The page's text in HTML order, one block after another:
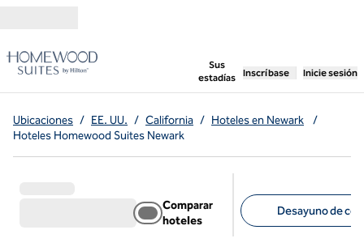
Sus
estadías
, abre una pestaña
Inscríbase Inicie sesión
Ubicaciones / EE. UU. / California / Hoteles en Newark
/
Hoteles Homewood Suites Newark
Comparar
hoteles
Desayuno de